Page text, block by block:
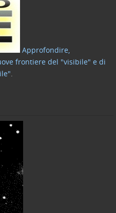
Approfondire,
frontiere del "visibile" e di
.